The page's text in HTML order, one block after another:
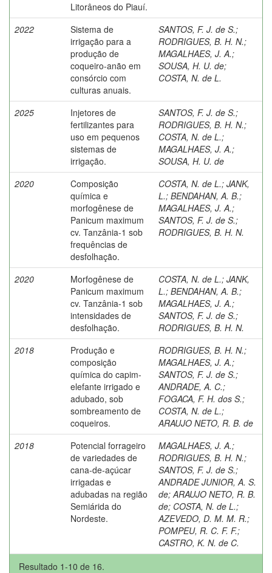
Litorâneos do Piauí.
2022
Sistema de
irrigação para a
produção de
coqueiro-anão em
consórcio com
culturas anuais.
SANTOS, F. J. de S.;
RODRIGUES, B. H. N.;
MAGALHAES, J. A.;
SOUSA, H. U. de;
COSTA, N. de L.
2025
Injetores de
fertilizantes para
uso em pequenos
sistemas de
irrigação.
SANTOS, F. J. de S.;
RODRIGUES, B. H. N.;
COSTA, N. de L.;
MAGALHAES, J. A.;
SOUSA, H. U. de
2020
Composição
química e
morfogênese de
Panicum maximum
cv. Tanzânia-1 sob
frequências de
desfolhação.
COSTA, N. de L.; JANK,
L.; BENDAHAN, A. B.;
MAGALHAES, J. A.;
SANTOS, F. J. de S.;
RODRIGUES, B. H. N.
2020
Morfogênese de
Panicum maximum
cv. Tanzânia-1 sob
intensidades de
desfolhação.
COSTA, N. de L.; JANK,
L.; BENDAHAN, A. B.;
MAGALHAES, J. A.;
SANTOS, F. J. de S.;
RODRIGUES, B. H. N.
2018
Produção e
composição
química do capim-
elefante irrigado e
adubado, sob
sombreamento de
coqueiros.
RODRIGUES, B. H. N.;
MAGALHAES, J. A.;
SANTOS, F. J. de S.;
ANDRADE, A. C.;
FOGACA, F. H. dos S.;
COSTA, N. de L.;
ARAUJO NETO, R. B. de
2018
Potencial forrageiro
de variedades de
cana-de-açúcar
irrigadas e
adubadas na região
Semiárida do
Nordeste.
MAGALHAES, J. A.;
RODRIGUES, B. H. N.;
SANTOS, F. J. de S.;
ANDRADE JUNIOR, A. S.
de; ARAUJO NETO, R. B.
de; COSTA, N. de L.;
AZEVEDO, D. M. M. R.;
POMPEU, R. C. F. F.;
CASTRO, K. N. de C.
Resultado 1-10 de 16.